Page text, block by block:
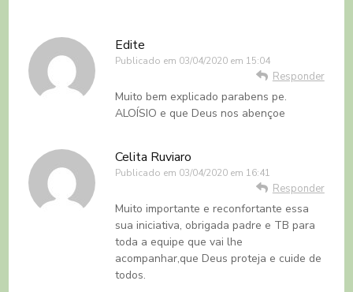
Edite
Publicado em 03/04/2020 em 15:04
Responder
Muito bem explicado parabens pe.
ALOÍSIO e que Deus nos abençoe
Celita Ruviaro
Publicado em 03/04/2020 em 16:41
Responder
Muito importante e reconfortante essa
sua iniciativa, obrigada padre e TB para
toda a equipe que vai lhe
acompanhar,que Deus proteja e cuide de
todos.